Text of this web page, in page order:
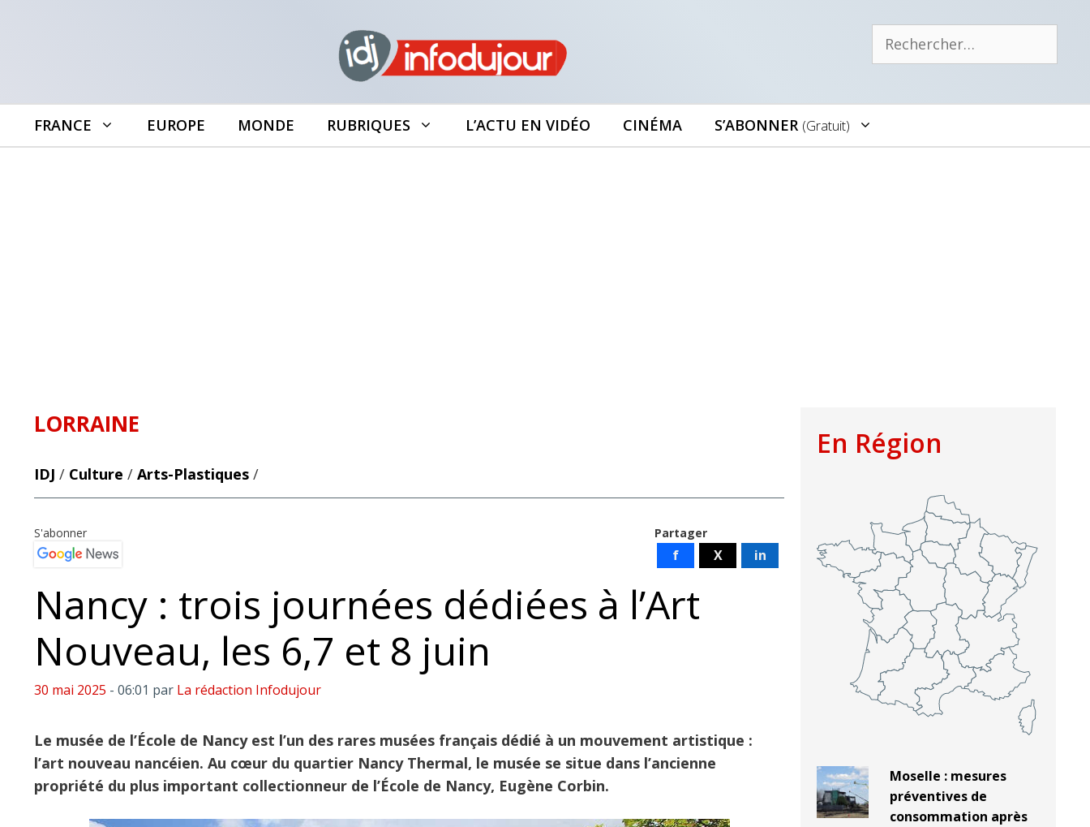
Rechercher :
FRANCE EUROPE MONDE RUBRIQUES L’ACTU EN VIDÉO CINÉMA S’ABONNER (gratuit)
LORRAINE
IDJ / Culture / Arts-Plastiques /
Partager
f X in
S'abonner
Nancy : trois journées dédiées à l’Art
Nouveau, les 6,7 et 8 juin
30 mai 2025 - 06:01 par La rédaction Infodujour
Le musée de l’École de Nancy est l’un des rares musées français dédié à un mouvement artistique :
l’art nouveau nancéien. Au cœur du quartier Nancy Thermal, le musée se situe dans l’ancienne
propriété du plus important collectionneur de l’École de Nancy, Eugène Corbin.
En Région
Moselle : mesures
préventives de
consommation après